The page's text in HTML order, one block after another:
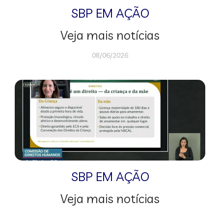
SBP EM AÇÃO
Veja mais notícias
08/06/2026
SBP EM AÇÃO
Veja mais notícias